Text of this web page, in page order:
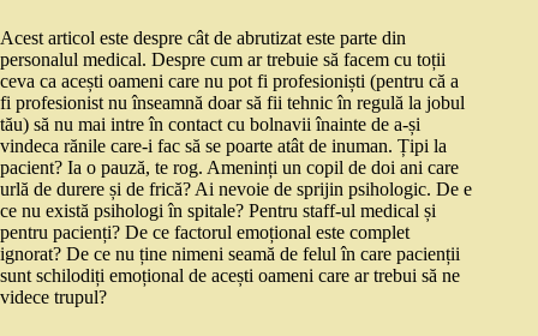
Acest articol este despre cât de abrutizat este parte din
personalul medical. Despre cum ar trebuie să facem cu toții
ceva ca acești oameni care nu pot fi profesioniști (pentru că a
fi profesionist nu înseamnă doar să fii tehnic în regulă la jobul
tău) să nu mai intre în contact cu bolnavii înainte de a-și
vindeca rănile care-i fac să se poarte atât de inuman. Țipi la
pacient? Ia o pauză, te rog. Ameninți un copil de doi ani care
urlă de durere și de frică? Ai nevoie de sprijin psihologic. De e
ce nu există psihologi în spitale? Pentru staff-ul medical și
pentru pacienți? De ce factorul emoțional este complet
ignorat? De ce nu ține nimeni seamă de felul în care pacienții
sunt schilodiți emoțional de acești oameni care ar trebui să ne
videce trupul?